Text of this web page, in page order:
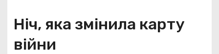
Ніч, яка змінила карту
війни